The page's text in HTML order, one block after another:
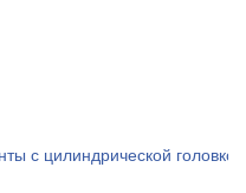
с цилиндрической головкой